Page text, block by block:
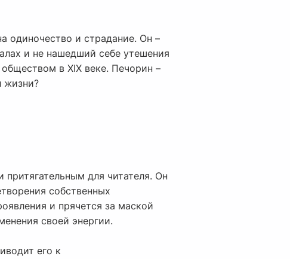
одиночество и страдание. Он –
и не нашедший себе утешения
в XIX веке. Печорин –
жизни?
для читателя. Он
собственных
и прячется за маской
своей энергии.
его к